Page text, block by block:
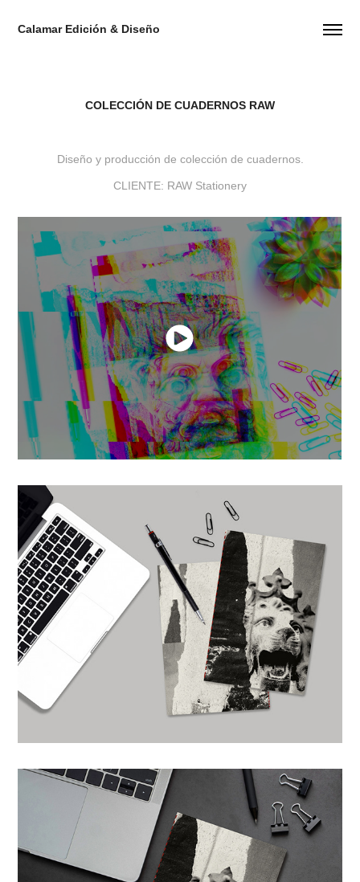
Calamar Edición & Diseño
COLECCIÓN DE CUADERNOS RAW
Diseño y producción de colección de cuadernos.
CLIENTE: RAW Stationery